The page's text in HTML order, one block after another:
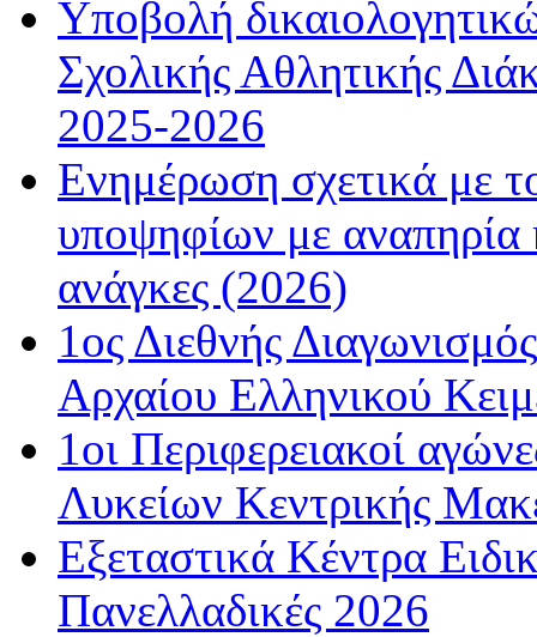
Υποβολή
Σχολικής Αθλητικής
2025-2026
Ενημέρωση σχετικά με
υποψηφίων με αναπηρία
ανάγκες (2026)
1ος Διεθνής
Αρχαίου Ελληνικού
1οι Περιφερειακοί
Λυκείων Κεντρικής
Εξεταστικά Κέντρα
Πανελλαδικές 2026